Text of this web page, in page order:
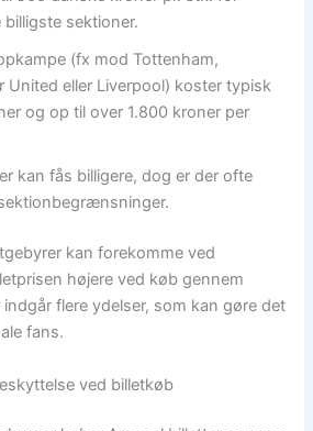
sektioner.
(fx mod Tottenham,
United eller Liverpool) koster typisk
og op til over 1.800 kroner per
kan fås billigere, dog er der ofte
kan forekomme ved
højere ved køb gennem
flere ydelser, som kan gøre det
fans.
ved billetkøb